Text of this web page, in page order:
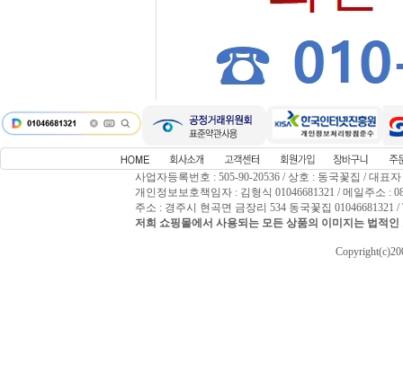
사업자등록번호 : 505-90-20536 / 상호 : 동국꽃집 / 대표
개인정보보호책임자 : 김형식 01046681321 / 메일주소 :
주소 : 경주시 현곡면 금장리 534 동국꽃집 01046681321
저희 쇼핑몰에서 사용되는 모든 상품의 이미지는 법적